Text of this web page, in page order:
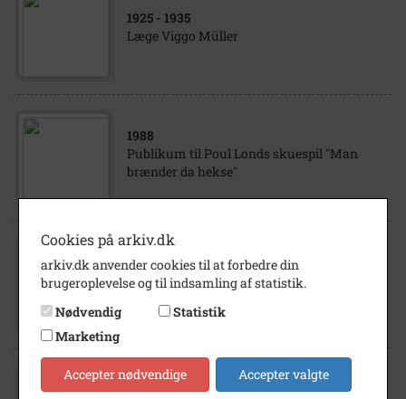
1925 - 1935
Læge Viggo Müller
1988
Publikum til Poul Londs skuespil "Man
brænder da hekse"
1988
Publikum til Poul Londs skuespil "Man
1988
Cookies på arkiv.dk
arkiv.dk anvender cookies til at forbedre din
brugeroplevelse og til indsamling af statistik.
Nødvendig
Statistik
Marketing
Accepter nødvendige Accepter valgte